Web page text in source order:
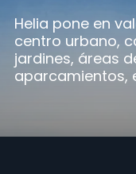
Helia pone en
centro urbano,
jardines, áreas
aparcamientos,